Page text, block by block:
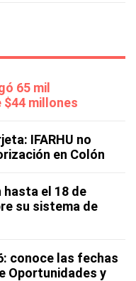
65 mil
millones
IFARHU no
en Colón
hasta el 18 de
su sistema de
conoce las fechas
Oportunidades y